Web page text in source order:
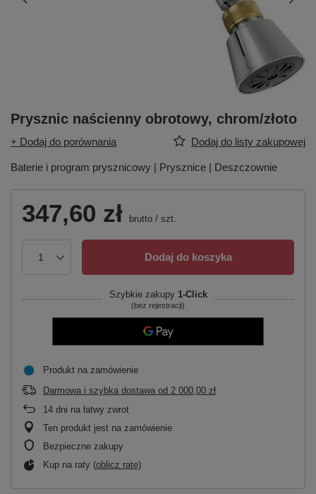
Prysznic naścienny obrotowy, chrom/złoto
+ Dodaj do porównania Dodaj do listy zakupowej
Baterie i program prysznicowy | Prysznice | Deszczownie
347,60 zł brutto / szt.
Dodaj do koszyka
Szybkie zakupy 1-Click
(bez rejestracji)
Produkt na zamówienie
Darmowa i szybka dostawa od 2 000,00 zł
14 dni na łatwy zwrot
Ten produkt jest na zamówienie
Bezpieczne zakupy
Kup na raty (oblicz ratę)